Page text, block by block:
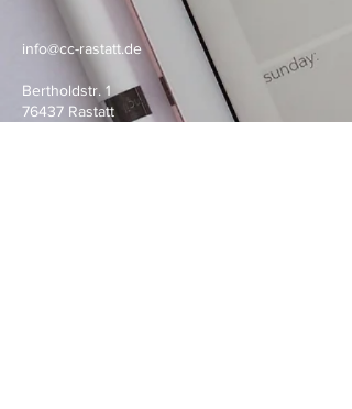
info@cc-rastatt.de
Bertholdstr. 1
76437 Rastatt